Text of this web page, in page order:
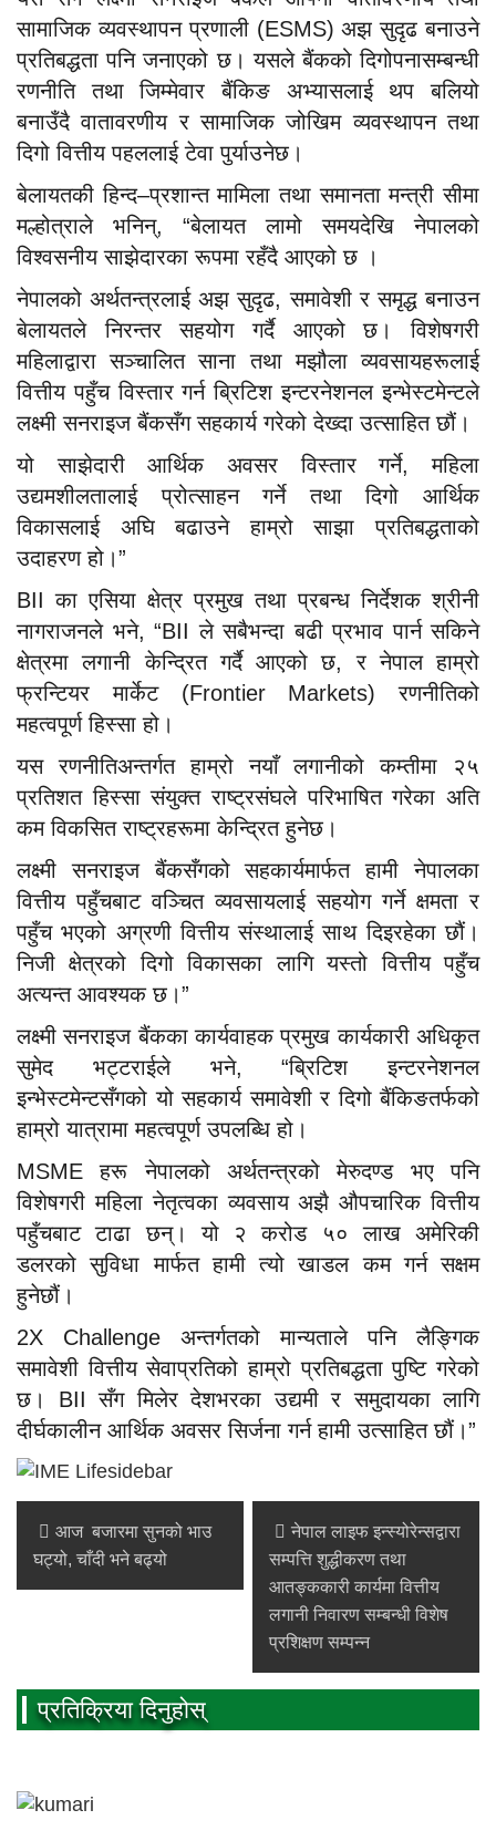
सामाजिक व्यवस्थापन प्रणाली (ESMS) अझ सुदृढ बनाउने
प्रतिबद्धता पनि जनाएको छ। यसले बैंकको दिगोपनासम्बन्धी
रणनीति तथा जिम्मेवार बैंकिङ अभ्यासलाई थप बलियो
बनाउँदै वातावरणीय र सामाजिक जोखिम व्यवस्थापन तथा
दिगो वित्तीय पहललाई टेवा पुर्याउनेछ।
बेलायतकी हिन्द–प्रशान्त मामिला तथा समानता मन्त्री सीमा
मल्होत्राले भनिन्, “बेलायत लामो समयदेखि नेपालको
विश्वसनीय साझेदारका रूपमा रहँदै आएको छ ।
नेपालको अर्थतन्त्रलाई अझ सुदृढ, समावेशी र समृद्ध बनाउन
बेलायतले निरन्तर सहयोग गर्दै आएको छ। विशेषगरी
महिलाद्वारा सञ्चालित साना तथा मझौला व्यवसायहरूलाई
वित्तीय पहुँच विस्तार गर्न ब्रिटिश इन्टरनेशनल इन्भेस्टमेन्टले
लक्ष्मी सनराइज बैंकसँग सहकार्य गरेको देख्दा उत्साहित छौं।
यो साझेदारी आर्थिक अवसर विस्तार गर्ने, महिला
उद्यमशीलतालाई प्रोत्साहन गर्ने तथा दिगो आर्थिक
विकासलाई अघि बढाउने हाम्रो साझा प्रतिबद्धताको
उदाहरण हो।”
BII का एसिया क्षेत्र प्रमुख तथा प्रबन्ध निर्देशक श्रीनी
नागराजनले भने, “BII ले सबैभन्दा बढी प्रभाव पार्न सकिने
क्षेत्रमा लगानी केन्द्रित गर्दै आएको छ, र नेपाल हाम्रो
फ्रन्टियर मार्केट (Frontier Markets) रणनीतिको
महत्वपूर्ण हिस्सा हो।
यस रणनीतिअन्तर्गत हाम्रो नयाँ लगानीको कम्तीमा २५
प्रतिशत हिस्सा संयुक्त राष्ट्रसंघले परिभाषित गरेका अति
कम विकसित राष्ट्रहरूमा केन्द्रित हुनेछ।
लक्ष्मी सनराइज बैंकसँगको सहकार्यमार्फत हामी नेपालका
वित्तीय पहुँचबाट वञ्चित व्यवसायलाई सहयोग गर्ने क्षमता र
पहुँच भएको अग्रणी वित्तीय संस्थालाई साथ दिइरहेका छौं।
निजी क्षेत्रको दिगो विकासका लागि यस्तो वित्तीय पहुँच
अत्यन्त आवश्यक छ।”
लक्ष्मी सनराइज बैंकका कार्यवाहक प्रमुख कार्यकारी अधिकृत
सुमेद भट्टराईले भने, “ब्रिटिश इन्टरनेशनल
इन्भेस्टमेन्टसँगको यो सहकार्य समावेशी र दिगो बैंकिङतर्फको
हाम्रो यात्रामा महत्वपूर्ण उपलब्धि हो।
MSME हरू नेपालको अर्थतन्त्रको मेरुदण्ड भए पनि
विशेषगरी महिला नेतृत्वका व्यवसाय अझै औपचारिक वित्तीय
पहुँचबाट टाढा छन्। यो २ करोड ५० लाख अमेरिकी
डलरको सुविधा मार्फत हामी त्यो खाडल कम गर्न सक्षम
हुनेछौं।
2X Challenge अन्तर्गतको मान्यताले पनि लैङ्गिक
समावेशी वित्तीय सेवाप्रतिको हाम्रो प्रतिबद्धता पुष्टि गरेको
छ। BII सँग मिलेर देशभरका उद्यमी र समुदायका लागि
दीर्घकालीन आर्थिक अवसर सिर्जना गर्न हामी उत्साहित छौं।”
आज बजारमा सुनको भाउ
घट्यो, चाँदी भने बढ्यो
नेपाल लाइफ इन्स्योरेन्सद्वारा
सम्पत्ति शुद्धीकरण तथा
आतङ्ककारी कार्यमा वित्तीय
लगानी निवारण सम्बन्धी विशेष
प्रशिक्षण सम्पन्न
प्रतिक्रिया दिनुहोस्